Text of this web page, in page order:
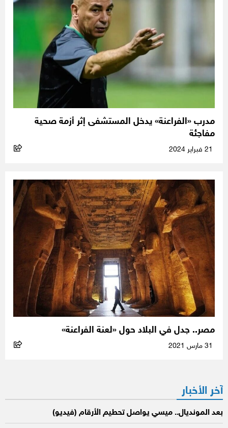
مدرب «الفراعنة» يدخل المستشفى إثر أزمة صحية
مفاجئة
مصر.. جدل في البلاد حول «لعنة الفراعنة»
آخر الأخبار
بعد المونديال.. ميسي يواصل تحطيم الأرقام (فيديو)